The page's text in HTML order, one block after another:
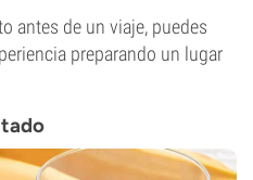
antes de un viaje, puedes
preparando un lugar